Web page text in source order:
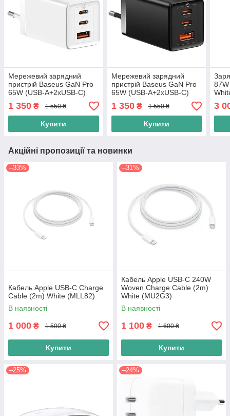
Мережевий зарядний
пристрій Baseus GaN Pro
65W (USB-A+2xUSB-C)
Білий
1 350 ₴ 1 550 ₴
Купити
Мережевий зарядний
пристрій Baseus GaN Pro
65W (USB-A+2xUSB-C)
Чорний
1 350₴ 1 550 ₴
Купити
3
Акційні пропозиції та новинки
–33%
Кабель Apple USB-C Charge
Cable (2m) White (MLL82)
В наявності
1 000 ₴ 1 500 ₴
Купити
–31%
Кабель Apple USB-C 240W
Woven Charge Cable (2m)
White (MU2G3)
В наявності
1 100 ₴ 1 600 ₴
Купити
–25% –24%